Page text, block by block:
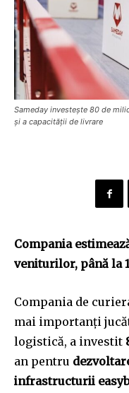
Sameday investește 80 de
și a capacității de livrare
Compania
veniturilor, până la
Compania de
mai importanți
logistică, a investit
an pentru
infrastructurii